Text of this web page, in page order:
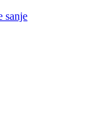
sanje